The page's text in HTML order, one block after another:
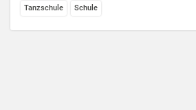
Tanzschule Schule